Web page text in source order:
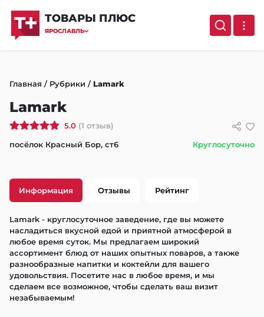
ТОВАРЫ ПЛЮС
ЯРОСЛАВЛЬ
Главная / Рубрики / Lamark
Lamark
5.0 (1 отзыв)
посёлок Красный Бор, ст6
Круглосуточно
Информация Отзывы Рейтинг
Lamark - круглосуточное заведение, где вы можете
насладиться вкусной едой и приятной атмосферой в
любое время суток. Мы предлагаем широкий
ассортимент блюд от наших опытных поваров, а также
разнообразные напитки и коктейли для вашего
удовольствия. Посетите нас в любое время, и мы
сделаем все возможное, чтобы сделать ваш визит
незабываемым!